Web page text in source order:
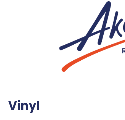
Vinyl